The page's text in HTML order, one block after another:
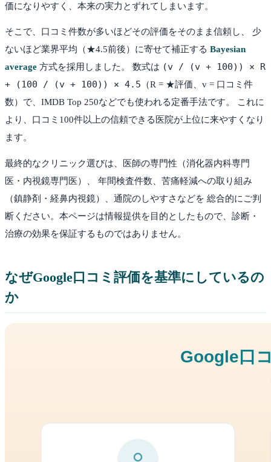
価になりやすく、本来の実力とずれてしまいます。
そこで、口コミ件数が多いほどその評価をそのまま信頼し、 少
ないほど業界平均（★4.5前後）に寄せて補正する Bayesian
average 方式を採用しました。 数式は (v / (v + 100)) × R
+ (100 / (v + 100)) × 4.5 （R = ★評価、v = 口コミ件
数）で、IMDB Top 250などでも使われる定番手法です。 これに
より、口コミ100件以上の信頼できる医院が上位に来やすくなり
ます。
最終的なクリニック選びは、医師の専門性（消化器内科専門
医・内視鏡専門医）、 年間検査件数、苦痛軽減への取り組み
（鎮静剤・経鼻内視鏡）、通院のしやすさなどを 総合的にご判
断ください。本ページは情報提供を目的としたもので、診断・
治療の効果を保証するものではありません。
なぜGoogle口コミ評価を基準にしているの
か